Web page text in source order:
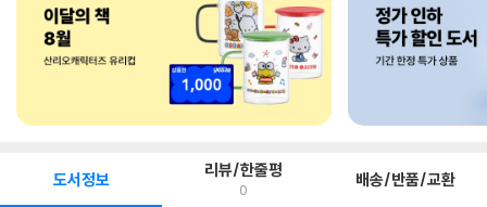
도서정보 리뷰/한줄평
0 배송/반품/교환